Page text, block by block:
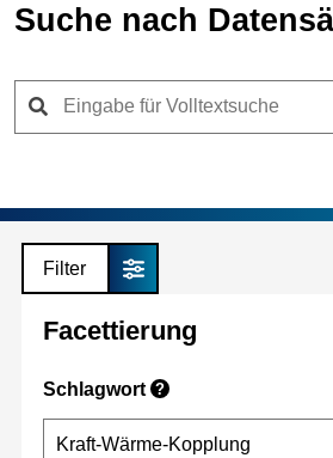
Suche nach
Filter
Facettierung
Schlagwort ?